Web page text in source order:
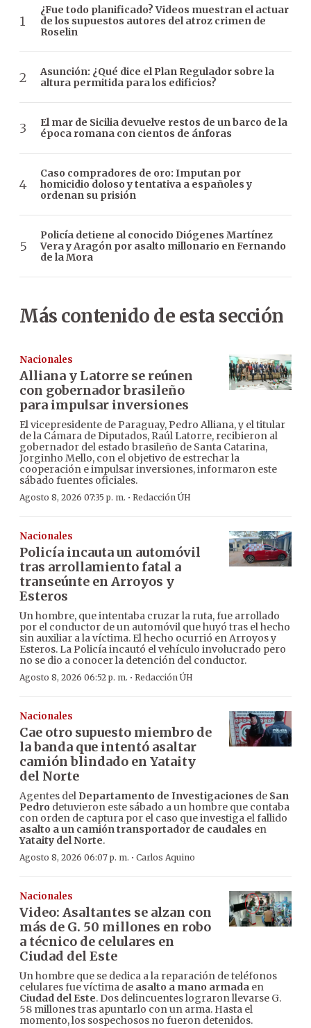
¿Fue todo planificado? Videos muestran el actuar
de los supuestos autores del atroz crimen de
Roselin
Asunción: ¿Qué dice el Plan Regulador sobre la
altura permitida para los edificios?
El mar de Sicilia devuelve restos de un barco de la
época romana con cientos de ánforas
Caso compradores de oro: Imputan por
homicidio doloso y tentativa a españoles y
ordenan su prisión
Policía detiene al conocido Diógenes Martínez
Vera y Aragón por asalto millonario en Fernando
de la Mora
Más contenido de esta sección
Nacionales
Alliana y Latorre se reúnen
con gobernador brasileño
para impulsar inversiones
El vicepresidente de Paraguay, Pedro Alliana, y el titular
de la Cámara de Diputados, Raúl Latorre, recibieron al
gobernador del estado brasileño de Santa Catarina,
Jorginho Mello, con el objetivo de estrechar la
cooperación e impulsar inversiones, informaron este
sábado fuentes oficiales.
Agosto 8, 2026 07:35 p. m. · Redacción ÚH
Nacionales
Policía incauta un automóvil
tras arrollamiento fatal a
transeúnte en Arroyos y
Esteros
Un hombre, que intentaba cruzar la ruta, fue arrollado
por el conductor de un automóvil que huyó tras el hecho
sin auxiliar a la víctima. El hecho ocurrió en Arroyos y
Esteros. La Policía incautó el vehículo involucrado pero
no se dio a conocer la detención del conductor.
Agosto 8, 2026 06:52 p. m. · Redacción ÚH
Nacionales
Cae otro supuesto miembro de
la banda que intentó asaltar
camión blindado en Yataity
del Norte
Agentes del Departamento de Investigaciones de San
Pedro detuvieron este sábado a un hombre que contaba
con orden de captura por el caso que investiga el fallido
asalto a un camión transportador de caudales en
Yataity del Norte.
Agosto 8, 2026 06:07 p. m. · Carlos Aquino
Nacionales
Video: Asaltantes se alzan con
más de G. 50 millones en robo
a técnico de celulares en
Ciudad del Este
Un hombre que se dedica a la reparación de teléfonos
celulares fue víctima de asalto a mano armada en
Ciudad del Este. Dos delincuentes lograron llevarse G.
58 millones tras apuntarlo con un arma. Hasta el
momento, los sospechosos no fueron detenidos.